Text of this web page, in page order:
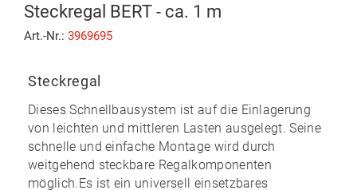
Steckregal BERT - ca. 1 m
Art.-Nr.: 3969695
Steckregal
Dieses Schnellbausystem ist auf die Einlagerung
von leichten und mittleren Lasten ausgelegt. Seine
schnelle und einfache Montage wird durch
weitgehend steckbare Regalkomponenten
möglich.Es ist ein universell einsetzbares